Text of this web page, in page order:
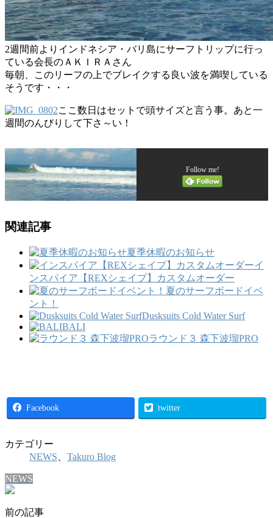
2週間前よりインドネシア・バリ島にサーフトリップに行っ
ている会長のＡＫＩＲＡさん
毎朝、このリーフの上でブレイクする良い波を満喫している
そうです・・・
ここ数日はセットで頭サイズと言う事。あと一
週間のんびりして下さ～い！
Follow me!
関連記事
夏季休暇のお知らせ
イ
ンスパイア【REXシェイプ】カスタムオーダー
夏のサーフボードイベ
ント！
Dusksuits Cold Water Surf
BALI
ラウンド３ 森下波瑠PRO
Facebook twitter
カテゴリー
NEWS
Takuro Blog
NEWS
前の記事